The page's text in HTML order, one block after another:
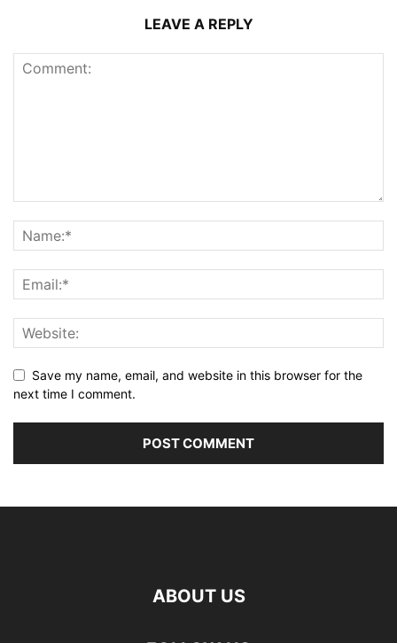
LEAVE A REPLY
Save my name, email, and website in this browser for the
next time I comment.
ABOUT US